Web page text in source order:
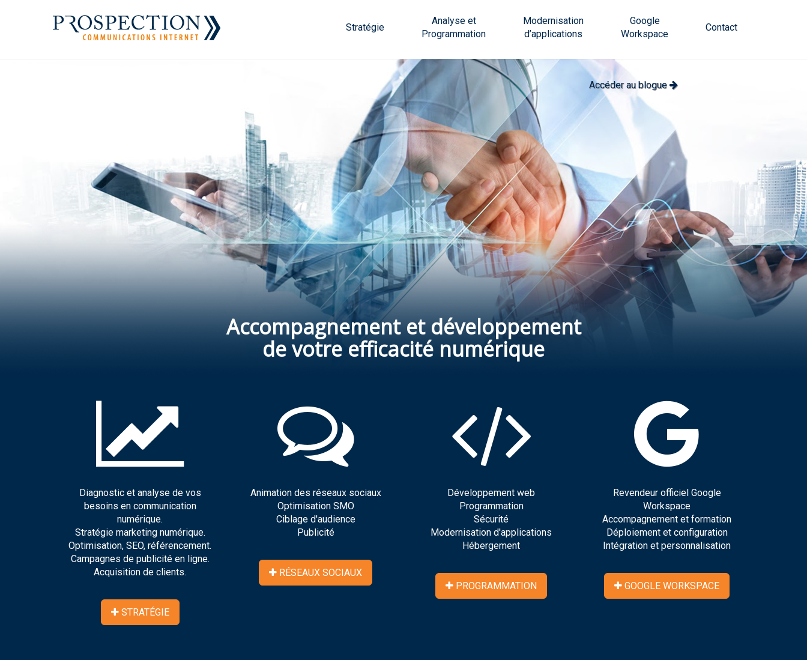
Stratégie
Analyse et
Programmation
Modernisation
d’applications
Google
Workspace
Contact
Accéder au blogue
Accompagnement et développement
de votre efficacité numérique
Diagnostic et analyse de vos
besoins en communication
numérique.
Stratégie marketing numérique.
Optimisation, SEO, référencement.
Campagnes de publicité en ligne.
Acquisition de clients.
STRATÉGIE
Animation des réseaux sociaux
Optimisation SMO
Ciblage d'audience
Publicité
RÉSEAUX SOCIAUX
Développement web
Programmation
Sécurité
Modernisation d'applications
Hébergement
PROGRAMMATION
Revendeur officiel Google
Workspace
Accompagnement et formation
Déploiement et configuration
Intégration et personnalisation
GOOGLE WORKSPACE